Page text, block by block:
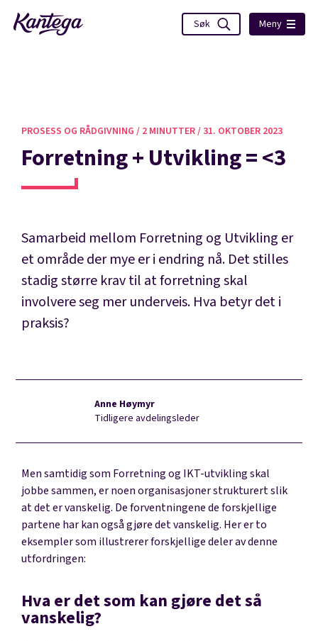
Meny
PROSESS OG RÅDGIVNING / 2 MINUTTER /31. OKTOBER 2023
Forretning + Utvikling = <3
Samarbeid mellom Forretning og Utvikling er
et område der mye er i endring nå. Det stilles
stadig større krav til at forretning skal
involvere seg mer underveis. Hva betyr det i
praksis?
Anne Høymyr
Tidligere avdelingsleder
Men samtidig som Forretning og IKT-utvikling skal
jobbe sammen, er noen organisasjoner strukturert slik
at det er vanskelig. De forventningene de forskjellige
partene har kan også gjøre det vanskelig. Her er to
eksempler som illustrerer forskjellige deler av denne
utfordringen:
Hva er det som kan gjøre det så
vanskelig?